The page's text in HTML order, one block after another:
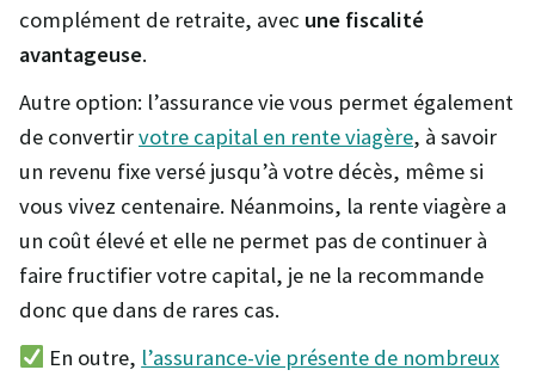
complément de retraite, avec une fiscalité
avantageuse.
Autre option: l’assurance vie vous permet également
de convertirvotre capital en rente viagère, à savoir
un revenu fixe versé jusqu’à votre décès, même si
vous vivez centenaire. Néanmoins, la rente viagère a
un coût élevé et elle ne permet pas de continuer à
faire fructifier votre capital, je ne la recommande
donc que dans de rares cas.
En outre, l’assurance-vie présente de nombreux